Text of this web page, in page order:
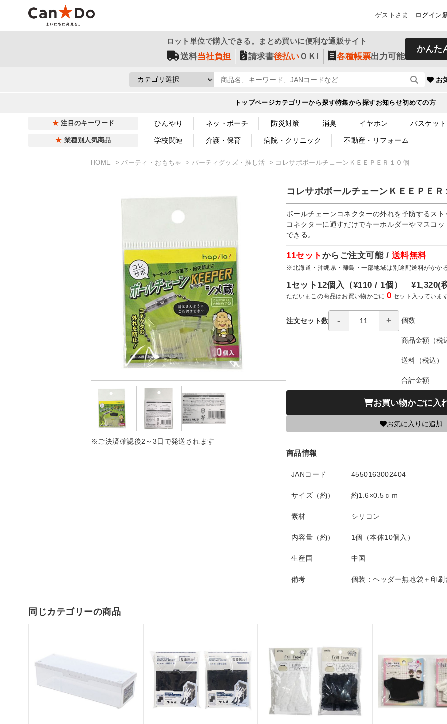
ゲストさま ログイン
ロット単位で購入できる。まとめ買いに便利な通販サイト
送料当社負担 請求書後払いＯＫ! 各種帳票出力可能
かんた
お
トップページカテゴリーから探す特集から探すお知らせ初めての方
注目のキーワード ひんやり ネットポーチ 防災対策 消臭 イヤホン バスケット
業種別人気商品 学校関連 介護・保育 病院・クリニック 不動産・リフォーム
HOME パーティ・おもちゃ パーティグッズ・推し活 コレサポボールチェーンＫＥＥＰＥＲ１０個
※ご決済確認後2～3日で発送されます
コレサポボールチェーンＫＥＥＰＥＲ
ボールチェーンコネクターの外れを予防するスト
コネクターに通すだけでキーホルダーやマスコ
できる。
11セット からご注文可能 / 送料無料
※北海道・沖縄県・離島・一部地域は別途配送料がかか
1セット12個入（¥110 / 1個）¥1,320(
ただいまこの商品はお買い物かごに0 セット入っていま
注文セット数 個数
商品金額（税
送料（税込）
合計金額
お買い物かごに入
お気に入りに追加
商品情報
JANコード 4550163002404
サイズ（約） 約1.6×0.5ｃｍ
素材 シリコン
内容量（約） 1個（本体10個入）
生産国 中国
備考 個装：ヘッダー無地袋＋印刷
同じカテゴリーの商品